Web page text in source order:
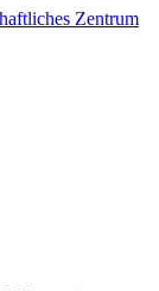
Zentrum